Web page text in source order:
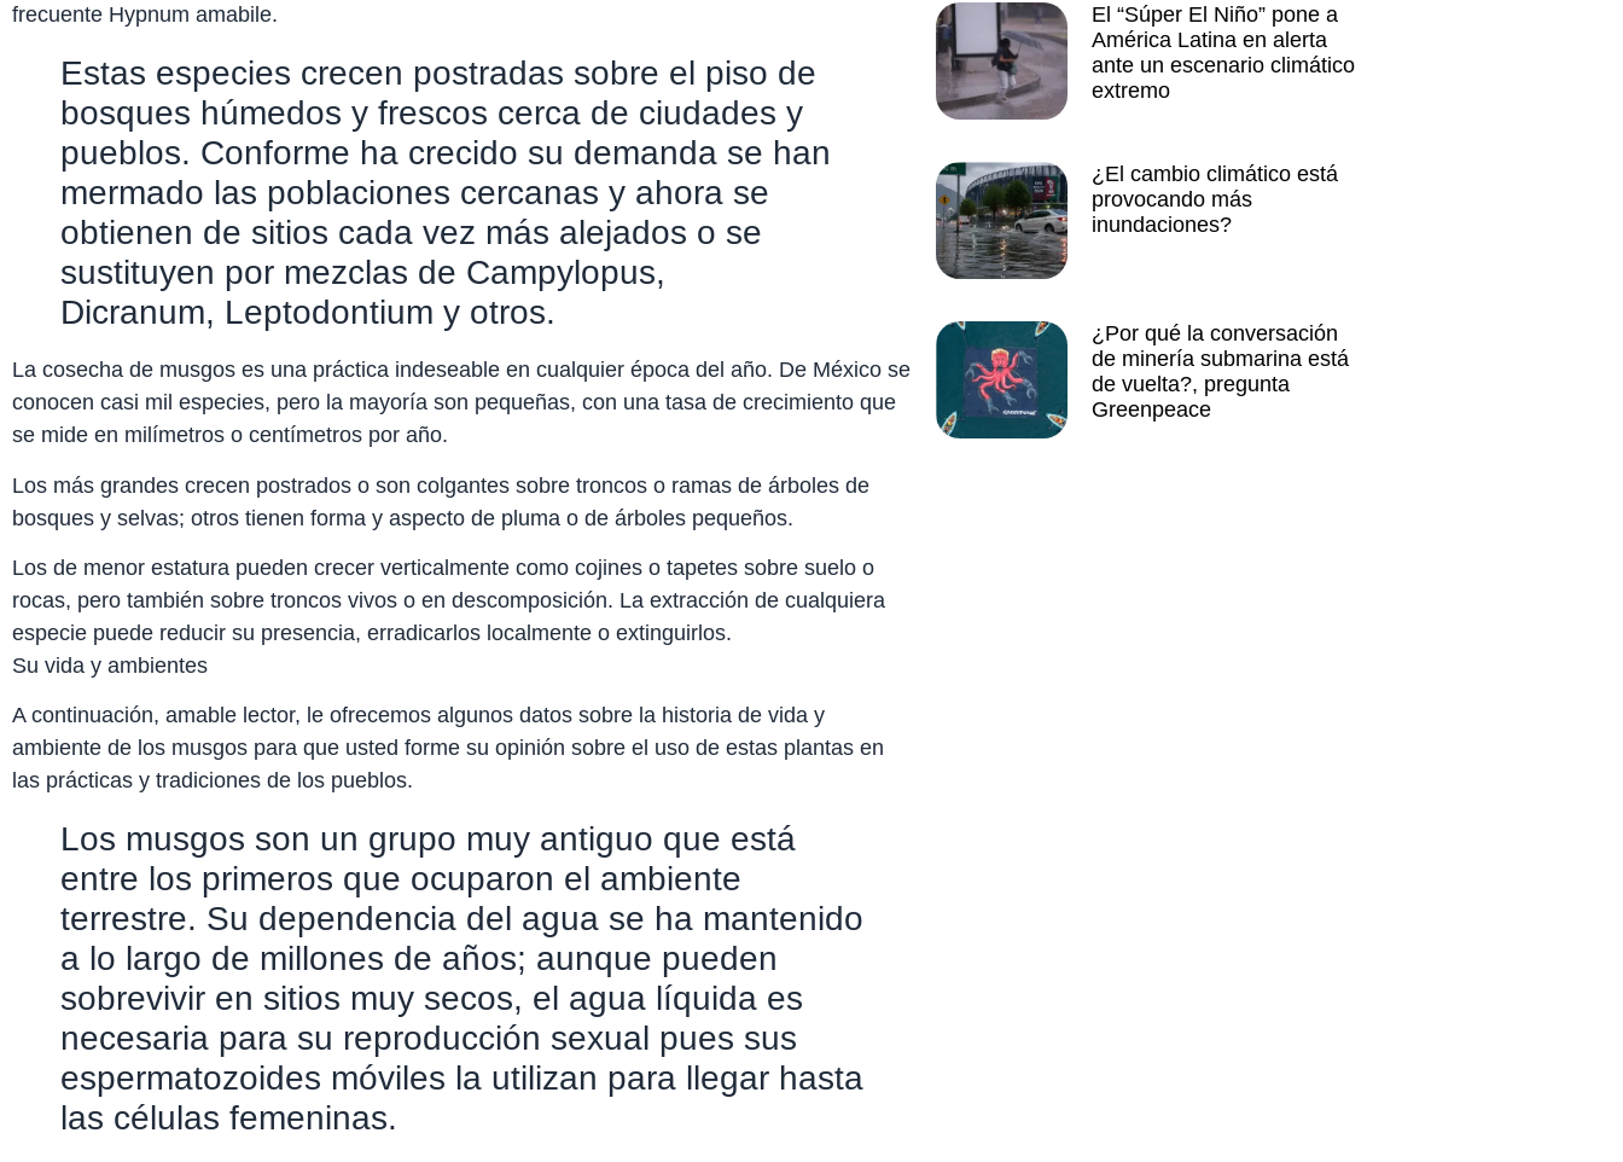
frecuente Hypnum amabile.
Estas especies crecen postradas sobre el piso de
bosques húmedos y frescos cerca de ciudades y
pueblos. Conforme ha crecido su demanda se han
mermado las poblaciones cercanas y ahora se
obtienen de sitios cada vez más alejados o se
sustituyen por mezclas de Campylopus,
Dicranum, Leptodontium y otros.
La cosecha de musgos es una práctica indeseable en cualquier época del año. De México se
conocen casi mil especies, pero la mayoría son pequeñas, con una tasa de crecimiento que
se mide en milímetros o centímetros por año.
Los más grandes crecen postrados o son colgantes sobre troncos o ramas de árboles de
bosques y selvas; otros tienen forma y aspecto de pluma o de árboles pequeños.
Los de menor estatura pueden crecer verticalmente como cojines o tapetes sobre suelo o
rocas, pero también sobre troncos vivos o en descomposición. La extracción de cualquiera
especie puede reducir su presencia, erradicarlos localmente o extinguirlos.
Su vida y ambientes
A continuación, amable lector, le ofrecemos algunos datos sobre la historia de vida y
ambiente de los musgos para que usted forme su opinión sobre el uso de estas plantas en
las prácticas y tradiciones de los pueblos.
Los musgos son un grupo muy antiguo que está
entre los primeros que ocuparon el ambiente
terrestre. Su dependencia del agua se ha mantenido
a lo largo de millones de años; aunque pueden
sobrevivir en sitios muy secos, el agua líquida es
necesaria para su reproducción sexual pues sus
espermatozoides móviles la utilizan para llegar hasta
las células femeninas.
El “Súper El Niño” pone a
América Latina en alerta
ante un escenario climático
extremo
¿El cambio climático está
provocando más
inundaciones?
¿Por qué la conversación
de minería submarina está
de vuelta?, pregunta
Greenpeace